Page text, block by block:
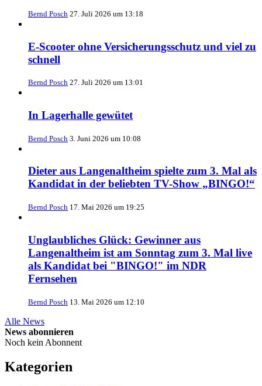
Bernd Posch 27. Juli 2026 um 13:18
E-Scooter ohne Versicherungsschutz und viel zu
schnell
Bernd Posch 27. Juli 2026 um 13:01
In Lagerhalle gewütet
Bernd Posch 3. Juni 2026 um 10:08
Dieter aus Langenaltheim spielte zum 3. Mal als
Kandidat in der beliebten TV-Show „BINGO!“
Bernd Posch 17. Mai 2026 um 19:25
Unglaubliches Glück: Gewinner aus
Langenaltheim ist am Sonntag zum 3. Mal live
als Kandidat bei "BINGO!" im NDR
Fernsehen
Bernd Posch 13. Mai 2026 um 12:10
Alle News
News abonnieren
Noch kein Abonnent
Kategorien